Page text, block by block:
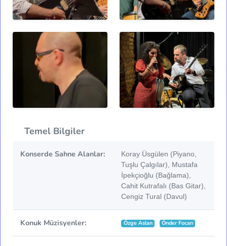
Temel Bilgiler
Konserde Sahne Alanlar:
Koray Üsgülen (Piyano,
Tuşlu Çalgılar), Mustafa
İpekçioğlu (Bağlama),
Cahit Kutrafalı (Bas Gitar),
Cengiz Tural (Davul)
Konuk Müzisyenler: Özge Aslan Önder Focan